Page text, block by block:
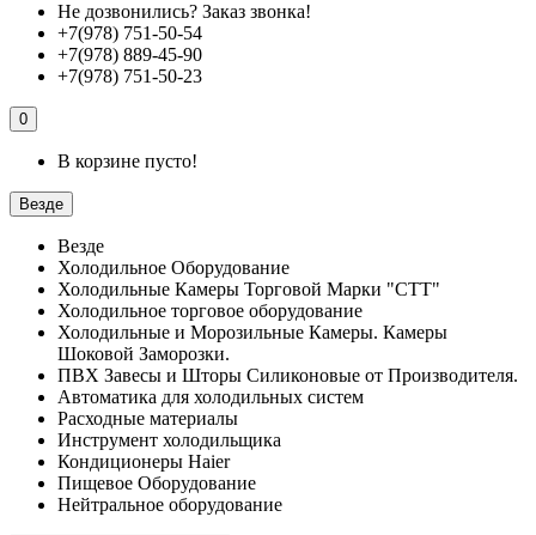
Не дозвонились? Заказ звонка!
+7(978) 751-50-54
+7(978) 889-45-90
+7(978) 751-50-23
0
В корзине пусто!
Везде
Везде
Холодильное Оборудование
Холодильные Камеры Торговой Марки "СТТ"
Холодильное торговое оборудование
Холодильные и Морозильные Камеры. Камеры
Шоковой Заморозки.
ПВХ Завесы и Шторы Силиконовые от Производителя.
Автоматика для холодильных систем
Расходные материалы
Инструмент холодильщика
Кондиционеры Haier
Пищевое Оборудование
Нейтральное оборудование